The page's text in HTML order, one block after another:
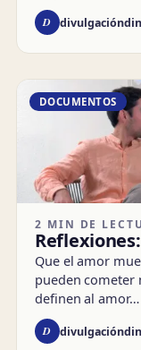
D
DOCUMENTOS
2 MIN DE
Que el amor
pueden cometer
definen al amor…
D